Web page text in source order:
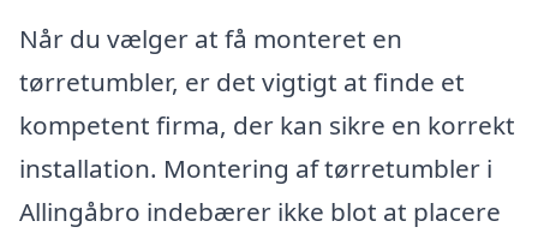
Når du vælger at få monteret en
tørretumbler, er det vigtigt at finde et
kompetent firma, der kan sikre en korrekt
installation. Montering af tørretumbler i
Allingåbro indebærer ikke blot at placere